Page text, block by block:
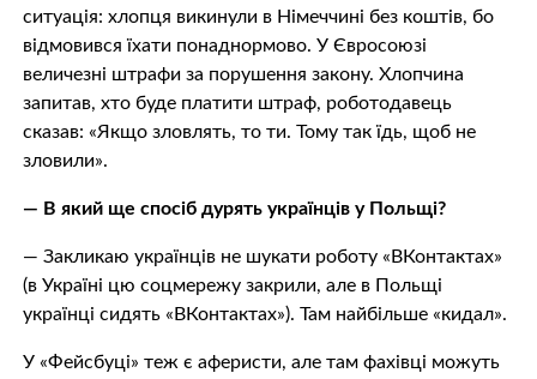
ситуація: хлопця викинули в Німеччині без коштів, бо
відмовився їхати понаднормово. У Євросоюзі
величезні штрафи за порушення закону. Хлопчина
запитав, хто буде платити штраф, роботодавець
сказав: «Якщо зловлять, то ти. Тому так їдь, щоб не
зловили».
— В який ще спосіб дурять українців у Польщі?
— Закликаю українців не шукати роботу «ВКонтактах»
(в Україні цю соцмережу закрили, але в Польщі
українці сидять «ВКонтактах»). Там найбільше «кидал».
У «Фейсбуці» теж є аферисти, але там фахівці можуть